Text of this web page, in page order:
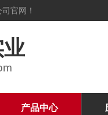
官网！
产品中心